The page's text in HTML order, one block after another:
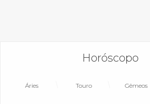
Horóscopo
Áries Touro Gêmeos